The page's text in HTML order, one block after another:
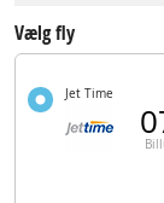
Vælg fly
Jet Time